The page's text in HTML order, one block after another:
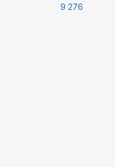
9 276